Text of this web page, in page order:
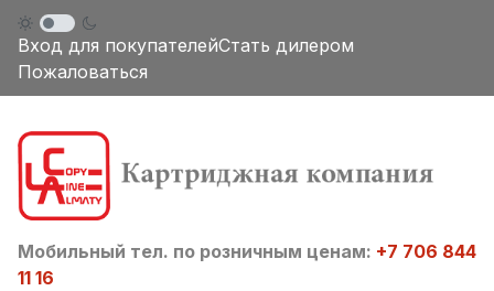
Вход для покупателейСтать дилером
Пожаловаться
Мобильный тел. по розничным ценам: +7 706 844
11 16